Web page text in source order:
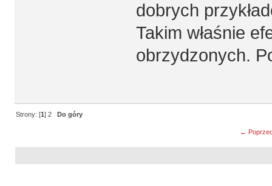
dobrych
Takim właśnie
obrzydzonych.
Strony: [1]2 Do góry
←